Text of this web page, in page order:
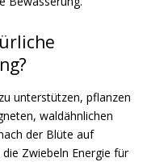
unterstützen, pflanzen
waldähnlichen
der Blüte auf
Zwiebeln Energie für